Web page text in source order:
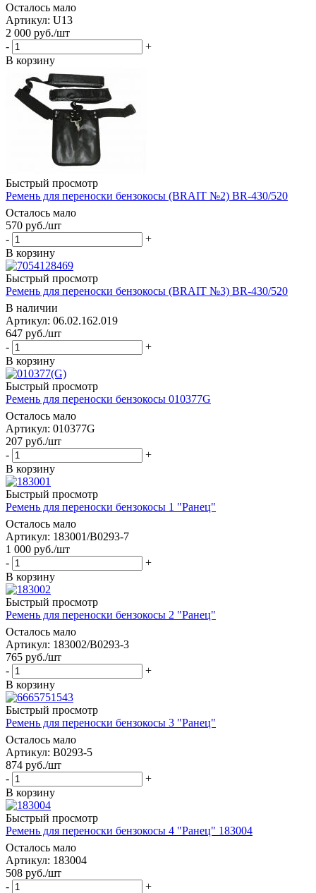
Осталось мало
Артикул: U13
2 000 руб./шт
-
+
В корзину
Быстрый просмотр
Ремень для переноски бензокосы (BRAIT №2) BR-430/520
Осталось мало
570 руб./шт
-
+
В корзину
Быстрый просмотр
Ремень для переноски бензокосы (BRAIT №3) BR-430/520
В наличии
Артикул: 06.02.162.019
647 руб./шт
-
+
В корзину
Быстрый просмотр
Ремень для переноски бензокосы 010377G
Осталось мало
Артикул: 010377G
207 руб./шт
-
+
В корзину
Быстрый просмотр
Ремень для переноски бензокосы 1 "Ранец"
Осталось мало
Артикул: 183001/B0293-7
1 000 руб./шт
-
+
В корзину
Быстрый просмотр
Ремень для переноски бензокосы 2 "Ранец"
Осталось мало
Артикул: 183002/B0293-3
765 руб./шт
-
+
В корзину
Быстрый просмотр
Ремень для переноски бензокосы 3 "Ранец"
Осталось мало
Артикул: B0293-5
874 руб./шт
-
+
В корзину
Быстрый просмотр
Ремень для переноски бензокосы 4 "Ранец" 183004
Осталось мало
Артикул: 183004
508 руб./шт
-
+